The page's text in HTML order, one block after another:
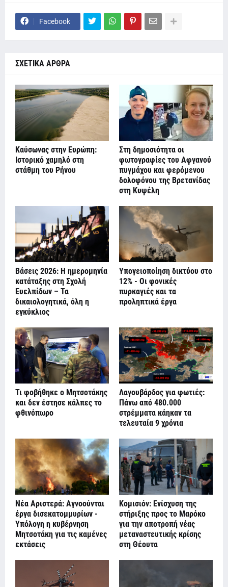
Facebook
ΣΧΕΤΙΚΑ ΑΡΘΡΑ
Καύσωνας στην Ευρώπη:
Ιστορικό χαμηλό στη
στάθμη του Ρήνου
Στη δημοσιότητα οι
φωτογραφίες του Αφγανού
πυγμάχου και φερόμενου
δολοφόνου της Βρετανίδας
στη Κυψέλη
Βάσεις 2026: Η ημερομηνία
κατάταξης στη Σχολή
Ευελπίδων – Τα
δικαιολογητικά, όλη η
εγκύκλιος
Υπογειοποίηση δικτύου στο
12% - Οι φονικές
πυρκαγιές και τα
προληπτικά έργα
Τι φοβήθηκε ο Μητσοτάκης
και δεν έστησε κάλπες το
φθινόπωρο
Λαγουβάρδος για φωτιές:
Πάνω από 480.000
στρέμματα κάηκαν τα
τελευταία 9 χρόνια
Νέα Αριστερά: Αγνοούνται
έργα δισεκατομμυρίων -
Υπόλογη η κυβέρνηση
Μητσοτάκη για τις καμένες
εκτάσεις
Κομισιόν: Ενίσχυση της
στήριξης προς το Μαρόκο
για την αποτροπή νέας
μεταναστευτικής κρίσης
στη Θέουτα